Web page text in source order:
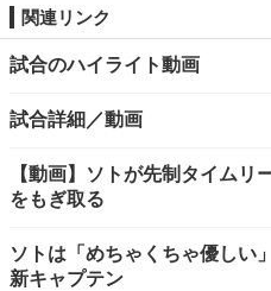
関連リンク
試合のハイライト動画
試合詳細／動画
【動画】ソトが先制タイム
をもぎ取る
ソトは「めちゃくちゃ優しい
新キャプテン